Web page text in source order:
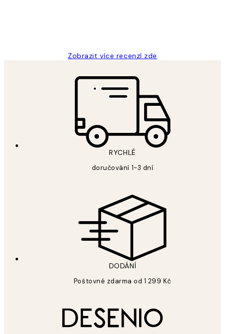
Zobrazit více recenzí zde
RYCHLÉ
doručování 1-3 dní
DODÁNÍ
Poštovné zdarma od 1 299 Kč